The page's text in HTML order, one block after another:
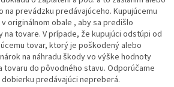
na prevádzku predávajúceho. Kupujúcemu
originálnom obale , aby sa predišlo
na tovare. V prípade, že kupujúci odstúpi od
tovar, ktorý je poškodený alebo
na náhradu škody vo výške hodnoty
tovaru do pôvodného stavu. Odporúčame
predávajúci nepreberá.